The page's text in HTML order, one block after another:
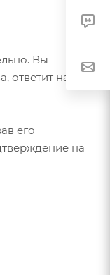
Вы
ответит на
его
на